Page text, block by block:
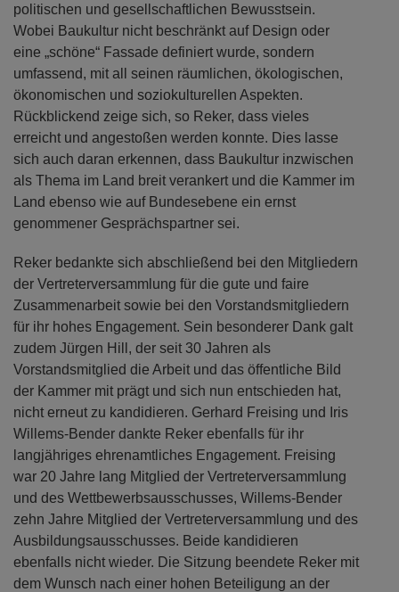
politischen und gesellschaftlichen Bewusstsein.
Wobei Baukultur nicht beschränkt auf Design oder
eine „schöne“ Fassade definiert wurde, sondern
umfassend, mit all seinen räumlichen, ökologischen,
ökonomischen und soziokulturellen Aspekten.
Rückblickend zeige sich, so Reker, dass vieles
erreicht und angestoßen werden konnte. Dies lasse
sich auch daran erkennen, dass Baukultur inzwischen
als Thema im Land breit verankert und die Kammer im
Land ebenso wie auf Bundesebene ein ernst
genommener Gesprächspartner sei.
Reker bedankte sich abschließend bei den Mitgliedern
der Vertreterversammlung für die gute und faire
Zusammenarbeit sowie bei den Vorstandsmitgliedern
für ihr hohes Engagement. Sein besonderer Dank galt
zudem Jürgen Hill, der seit 30 Jahren als
Vorstandsmitglied die Arbeit und das öffentliche Bild
der Kammer mit prägt und sich nun entschieden hat,
nicht erneut zu kandidieren. Gerhard Freising und Iris
Willems-Bender dankte Reker ebenfalls für ihr
langjähriges ehrenamtliches Engagement. Freising
war 20 Jahre lang Mitglied der Vertreterversammlung
und des Wettbewerbsausschusses, Willems-Bender
zehn Jahre Mitglied der Vertreterversammlung und des
Ausbildungsausschusses. Beide kandidieren
ebenfalls nicht wieder. Die Sitzung beendete Reker mit
dem Wunsch nach einer hohen Beteiligung an der